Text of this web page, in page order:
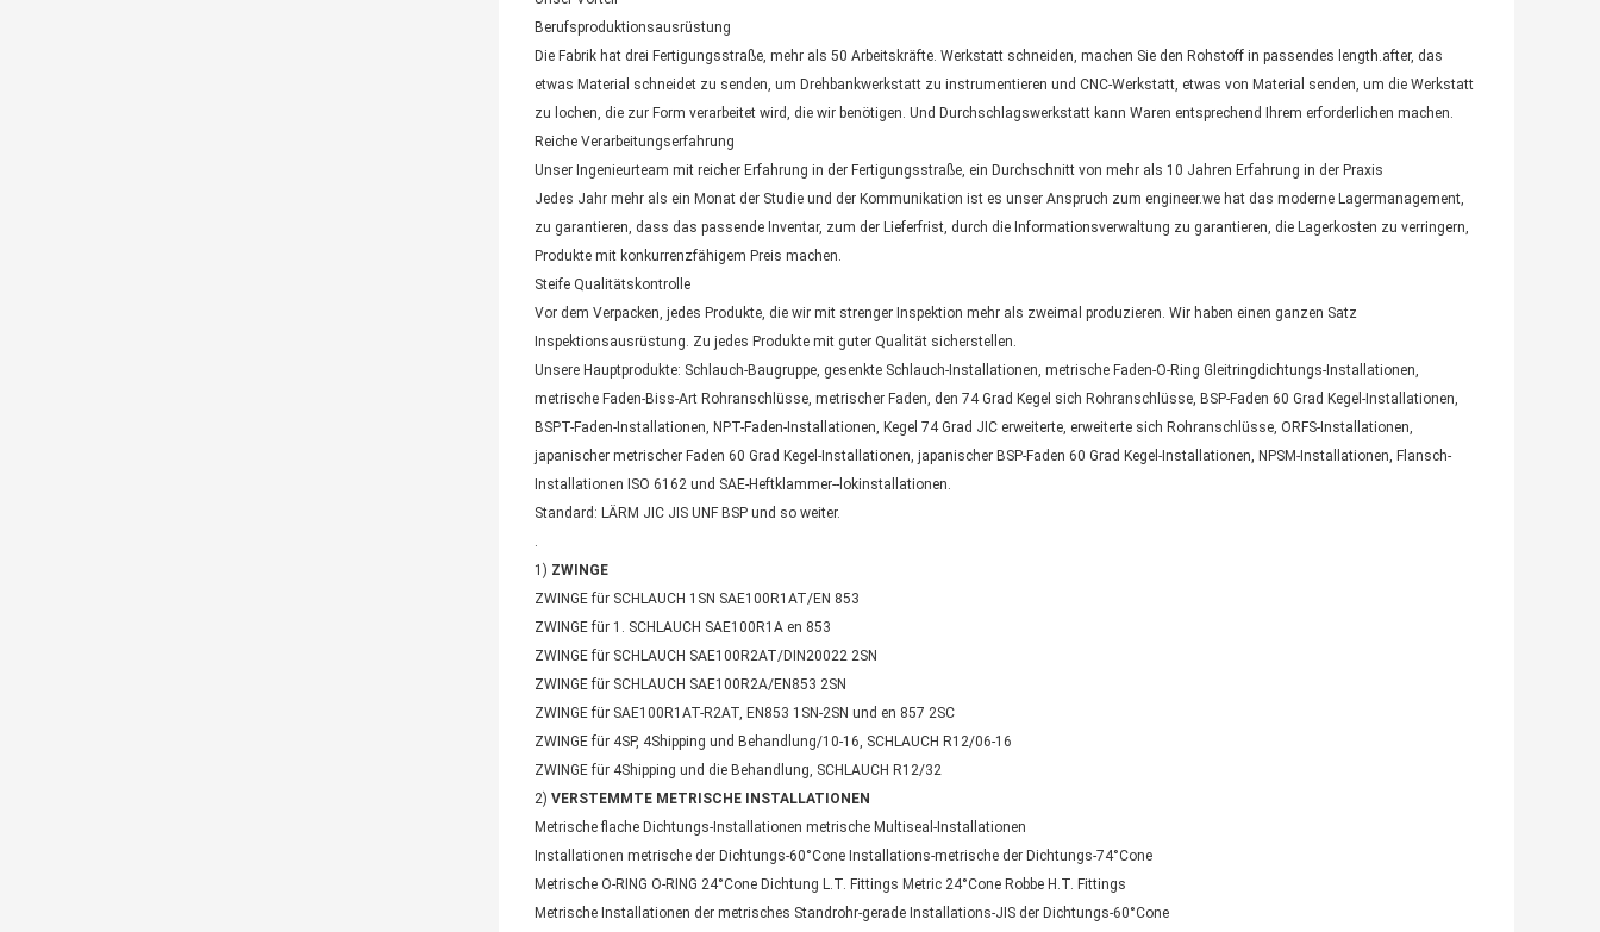
Berufsproduktionsausrüstung
Die Fabrik hat drei Fertigungsstraße, mehr als 50 Arbeitskräfte. Werkstatt schneiden, machen Sie den Rohstoff in passendes length.after, das
etwas Material schneidet zu senden, um Drehbankwerkstatt zu instrumentieren und CNC-Werkstatt, etwas von Material senden, um die Werkstatt
zu lochen, die zur Form verarbeitet wird, die wir benötigen. Und Durchschlagswerkstatt kann Waren entsprechend Ihrem erforderlichen machen.
Reiche Verarbeitungserfahrung
Unser Ingenieurteam mit reicher Erfahrung in der Fertigungsstraße, ein Durchschnitt von mehr als 10 Jahren Erfahrung in der Praxis
Jedes Jahr mehr als ein Monat der Studie und der Kommunikation ist es unser Anspruch zum engineer.we hat das moderne Lagermanagement,
zu garantieren, dass das passende Inventar, zum der Lieferfrist, durch die Informationsverwaltung zu garantieren, die Lagerkosten zu verringern,
Produkte mit konkurrenzfähigem Preis machen.
Steife Qualitätskontrolle
Vor dem Verpacken, jedes Produkte, die wir mit strenger Inspektion mehr als zweimal produzieren. Wir haben einen ganzen Satz
Inspektionsausrüstung. Zu jedes Produkte mit guter Qualität sicherstellen.
Unsere Hauptprodukte: Schlauch-Baugruppe, gesenkte Schlauch-Installationen, metrische Faden-O-Ring Gleitringdichtungs-Installationen,
metrische Faden-Biss-Art Rohranschlüsse, metrischer Faden, den 74 Grad Kegel sich Rohranschlüsse, BSP-Faden 60 Grad Kegel-Installationen,
BSPT-Faden-Installationen, NPT-Faden-Installationen, Kegel 74 Grad JIC erweiterte, erweiterte sich Rohranschlüsse, ORFS-Installationen,
japanischer metrischer Faden 60 Grad Kegel-Installationen, japanischer BSP-Faden 60 Grad Kegel-Installationen, NPSM-Installationen, Flansch-
Installationen ISO 6162 und SAE-Heftklammer--lokinstallationen.
Standard: LÄRM JIC JIS UNF BSP und so weiter.
.
1) ZWINGE
ZWINGE für SCHLAUCH 1SN SAE100R1AT/EN 853
ZWINGE für 1. SCHLAUCH SAE100R1A en 853
ZWINGE für SCHLAUCH SAE100R2AT/DIN20022 2SN
ZWINGE für SCHLAUCH SAE100R2A/EN853 2SN
ZWINGE für SAE100R1AT-R2AT, EN853 1SN-2SN und en 857 2SC
ZWINGE für 4SP, 4Shipping und Behandlung/10-16, SCHLAUCH R12/06-16
ZWINGE für 4Shipping und die Behandlung, SCHLAUCH R12/32
2) VERSTEMMTE METRISCHE INSTALLATIONEN
Metrische flache Dichtungs-Installationen metrische Multiseal-Installationen
Installationen metrische der Dichtungs-60°Cone Installations-metrische der Dichtungs-74°Cone
Metrische O-RING O-RING 24°Cone Dichtung L.T. Fittings Metric 24°Cone Robbe H.T. Fittings
Metrische Installationen der metrisches Standrohr-gerade Installations-JIS der Dichtungs-60°Cone